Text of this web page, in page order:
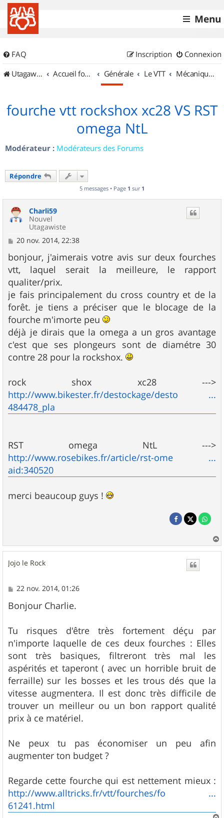
Menu
FAQ Connexion
Inscription
UtagawaVTT (Randos VTT et VTTAE avec traces GPS)
Accueil forum Générale Le VTT Mécanique et Entretiens
fourche vtt rockshox xc28 VS RST
omega NtL
Modérateur : Modérateurs des Forums
Répondre
5 messages • Page 1 sur 1
Charli59
Nouvel
Utagawiste
M
s
s
a
g
e
20 nov. 2014, 22:38
bonjour, j'aimerais votre avis sur deux fourches
vtt, laquel serait la meilleure, le rapport
qualiter/prix.
je fais principalement du cross country et de la
forêt. je tiens a préciser que le blocage de la
fourche m'imorte peu
déjà je dirais que la omega a un gros avantage
c'est que ses plongeurs sont de diamétre 30
contre 28 pour la rockshox.
rock shox xc28 --->
http://www.bikester.fr/destockage/desto ...
484478_pla
RST omega NtL --->
http://www.rosebikes.fr/article/rst-ome ...
aid:340520
merci beaucoup guys !
a
Jojo le Rock
M
s
s
g
e
22 nov. 2014, 01:26
Bonjour Charlie.
Tu risques d'être très fortement déçu par
n'importe laquelle de ces deux fourches : Elles
sont très basiques, filtreront très mal les
aspérités et taperont ( avec un horrible bruit de
ferraille) sur les bosses et les trous dés que la
vitesse augmentera. Il est donc très difficile de
trouver un meilleur ou un bon rapport qualité
prix à ce matériel.
Ne peux tu pas économiser un peu afin
augmenter ton budget ?
Regarde cette fourche qui est nettement mieux :
http://www.alltricks.fr/vtt/fourches/fo ...
61241.html